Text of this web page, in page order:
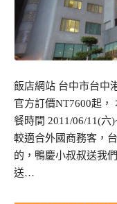
飯店網站 台中市台中
官方訂價NT7600起
餐時間 2011/06/11(
較適合外國商務客，
的，鴨慶小叔叔送我
送…